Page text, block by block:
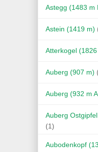
Astegg (1483 m
Astein (1419 m)
Atterkogel
Auberg (907 m)
Auberg (932 m
Auberg
(1)
Aubodenkopf